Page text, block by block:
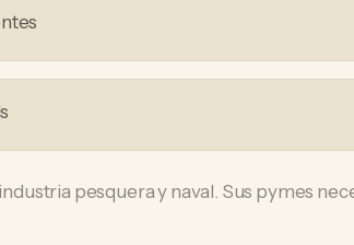
pesquera y naval. Sus pymes